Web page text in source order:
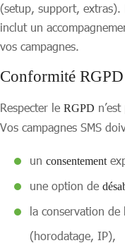
(setup, support,
inclut un
vos campagnes.
Conformité
Respecter le RGPD
Vos campagnes SMS
un consentement
une option de
la conservation de
(horodatage, IP),